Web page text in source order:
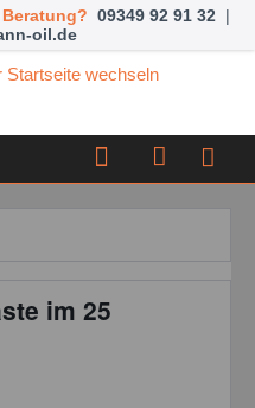
09349 92 91 32 |
oil.de
im 25